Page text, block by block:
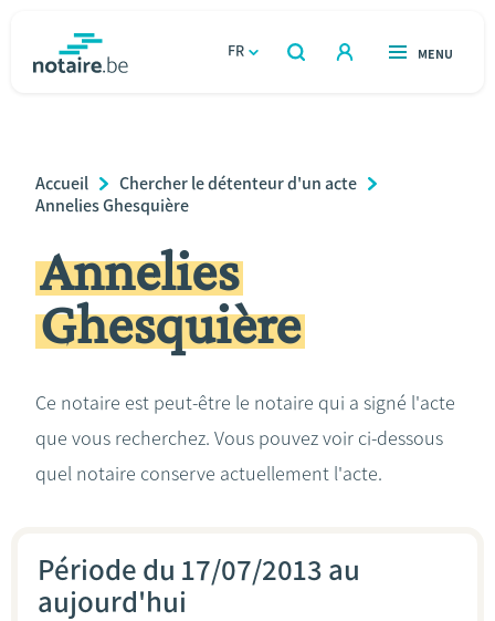
FR
OUVERT
RECHERCHER
OUVERT
MENU
Relations et vivre ensemble
Héritage et donations
Entreprendre
Calculateurs
Breadcrumb
Accueil
Chercher le détenteur d'un acte
Annelies Ghesquière
Annelies
Ghesquière
Ce notaire est peut-être le notaire qui a signé l'acte
que vous recherchez. Vous pouvez voir ci-dessous
quel notaire conserve actuellement l'acte.
Période du 17/07/2013 au
aujourd'hui